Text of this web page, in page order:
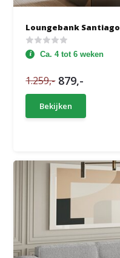
Loungebank Santiago
Ca. 4 tot 6 weken
1.259,- 879,-
Bekijken